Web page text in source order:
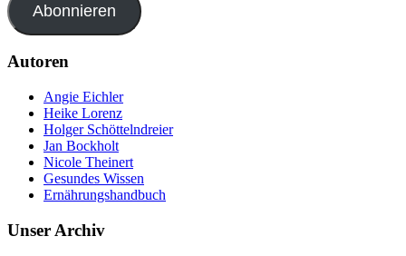
Abonnieren
Autoren
Angie Eichler
Heike Lorenz
Holger Schöttelndreier
Jan Bockholt
Nicole Theinert
Gesundes Wissen
Ernährungshandbuch
Unser Archiv